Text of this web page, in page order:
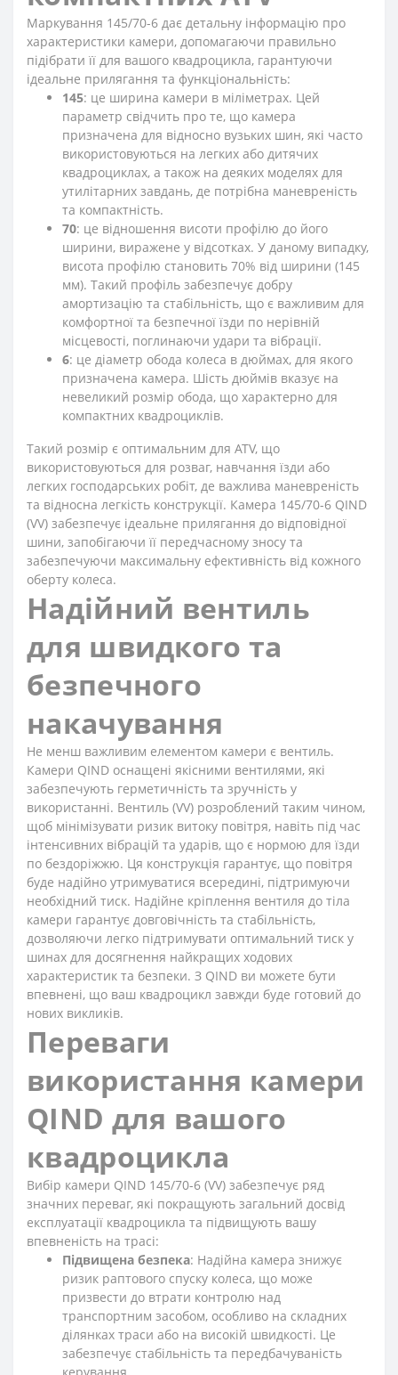
Маркування 145/70-6 дає детальну інформацію про
характеристики камери, допомагаючи правильно
підібрати її для вашого квадроцикла, гарантуючи
ідеальне прилягання та функціональність:
145: це ширина камери в міліметрах. Цей
параметр свідчить про те, що камера
призначена для відносно вузьких шин, які часто
використовуються на легких або дитячих
квадроциклах, а також на деяких моделях для
утилітарних завдань, де потрібна маневреність
та компактність.
70: це відношення висоти профілю до його
ширини, виражене у відсотках. У даному випадку,
висота профілю становить 70% від ширини (145
мм). Такий профіль забезпечує добру
амортизацію та стабільність, що є важливим для
комфортної та безпечної їзди по нерівній
місцевості, поглинаючи удари та вібрації.
6: це діаметр обода колеса в дюймах, для якого
призначена камера. Шість дюймів вказує на
невеликий розмір обода, що характерно для
компактних квадроциклів.
Такий розмір є оптимальним для ATV, що
використовуються для розваг, навчання їзди або
легких господарських робіт, де важлива маневреність
та відносна легкість конструкції. Камера 145/70-6 QIND
(VV) забезпечує ідеальне прилягання до відповідної
шини, запобігаючи її передчасному зносу та
забезпечуючи максимальну ефективність від кожного
оберту колеса.
Надійний вентиль
для швидкого та
безпечного
накачування
Не менш важливим елементом камери є вентиль.
Камери QIND оснащені якісними вентилями, які
забезпечують герметичність та зручність у
використанні. Вентиль (VV) розроблений таким чином,
щоб мінімізувати ризик витоку повітря, навіть під час
інтенсивних вібрацій та ударів, що є нормою для їзди
по бездоріжжю. Ця конструкція гарантує, що повітря
буде надійно утримуватися всередині, підтримуючи
необхідний тиск. Надійне кріплення вентиля до тіла
камери гарантує довговічність та стабільність,
дозволяючи легко підтримувати оптимальний тиск у
шинах для досягнення найкращих ходових
характеристик та безпеки. З QIND ви можете бути
впевнені, що ваш квадроцикл завжди буде готовий до
нових викликів.
Переваги
використання камери
QIND для вашого
квадроцикла
Вибір камери QIND 145/70-6 (VV) забезпечує ряд
значних переваг, які покращують загальний досвід
експлуатації квадроцикла та підвищують вашу
впевненість на трасі:
Підвищена безпека: Надійна камера знижує
ризик раптового спуску колеса, що може
призвести до втрати контролю над
транспортним засобом, особливо на складних
ділянках траси або на високій швидкості. Це
забезпечує стабільність та передбачуваність